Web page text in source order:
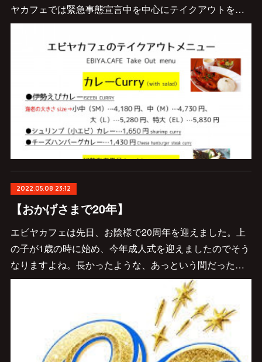
ヤカフェでは緊急事態宣言中を中心にテイクアウトを…
2022.05.08 23:12
【おかげさまで20年】
エビヤカフェは先日、お陰様で20周年を迎えました。上
の子が1歳の時に始め、今年成人式を迎えましたのでそう
なりますよね。長かったような、あっという間だった…